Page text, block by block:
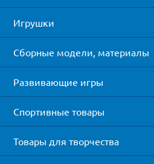
Игрушки
Сборные модели, материалы
Развивающие игры
Спортивные товары
Товары для творчества